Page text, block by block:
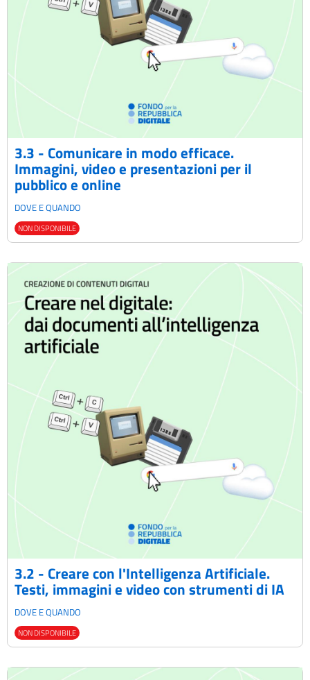
3.3 - Comunicare in modo efficace.
Immagini, video e presentazioni per il
pubblico e online
DOVE E QUANDO
NON DISPONIBILE
3.2 - Creare con l'Intelligenza Artificiale.
Testi, immagini e video con strumenti di IA
DOVE E QUANDO
NON DISPONIBILE